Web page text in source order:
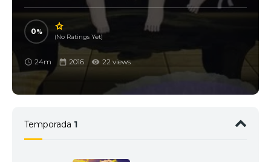
0
(No Ratings Yet)
24m 2016 22 views
Temporada 1